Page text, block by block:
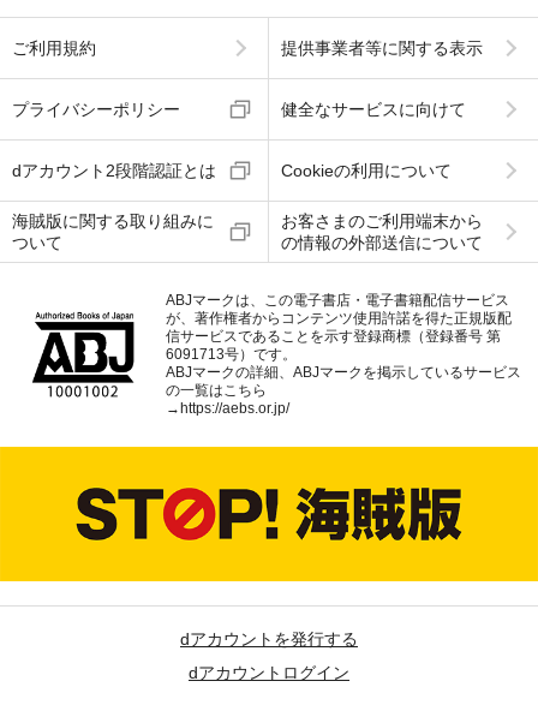
ご利用規約 提供事業者等に関する表示
プライバシーポリシー 健全なサービスに向けて
dアカウント2段階認証とは Cookieの利用について
海賊版に関する取り組みに
ついて
お客さまのご利用端末から
の情報の外部送信について
ABJマークは、この電子書店・電子書籍配信サービス
が、著作権者からコンテンツ使用許諾を得た正規版配
信サービスであることを示す登録商標（登録番号 第
6091713号）です。
ABJマークの詳細、ABJマークを掲示しているサービス
の一覧はこちら
→ https://aebs.or.jp/
dアカウントを発行する
dアカウントログイン